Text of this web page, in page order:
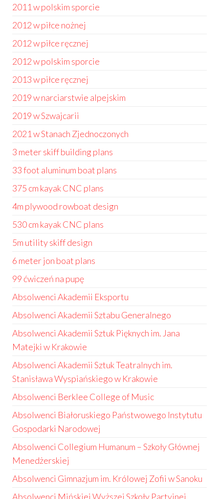
2011 w polskim sporcie
2012 w piłce nożnej
2012 w piłce ręcznej
2012 w polskim sporcie
2013 w piłce ręcznej
2019 w narciarstwie alpejskim
2019 w Szwajcarii
2021 w Stanach Zjednoczonych
3 meter skiff building plans
33 foot aluminum boat plans
375 cm kayak CNC plans
4m plywood rowboat design
530 cm kayak CNC plans
5m utility skiff design
6 meter jon boat plans
99 ćwiczeń na pupę
Absolwenci Akademii Eksportu
Absolwenci Akademii Sztabu Generalnego
Absolwenci Akademii Sztuk Pięknych im. Jana
Matejki w Krakowie
Absolwenci Akademii Sztuk Teatralnych im.
Stanisława Wyspiańskiego w Krakowie
Absolwenci Berklee College of Music
Absolwenci Białoruskiego Państwowego Instytutu
Gospodarki Narodowej
Absolwenci Collegium Humanum – Szkoły Głównej
Menedżerskiej
Absolwenci Gimnazjum im. Królowej Zofii w Sanoku
Absolwenci Mińskiej Wyższej Szkoły Partyjnej